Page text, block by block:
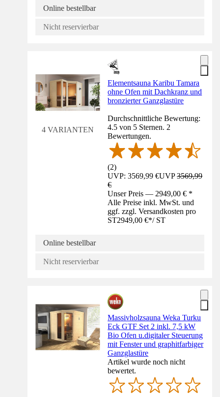
Online bestellbar
Nicht reservierbar
4 VARIANTEN
Elementsauna Karibu Tamara
ohne Ofen mit Dachkranz und
bronzierter Ganzglastüre
Durchschnittliche Bewertung:
4.5 von 5 Sternen. 2
Bewertungen.
(2)
UVP: 3569,99 €UVP3569,99
€
Unser Preis — 2949,00 € *
Alle Preise inkl. MwSt. und
ggf. zzgl. Versandkosten pro
ST2949,00 €*/ ST
Online bestellbar
Nicht reservierbar
Massivholzsauna Weka Turku
Eck GTF Set 2 inkl. 7,5 kW
Bio Ofen u.digitaler Steuerung
mit Fenster und graphitfarbiger
Ganzglastüre
Artikel wurde noch nicht
bewertet.